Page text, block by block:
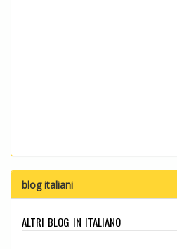
blog italiani
altri blog in italiano